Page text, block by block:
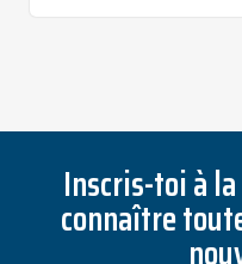
Inscris-toi à la
connaître